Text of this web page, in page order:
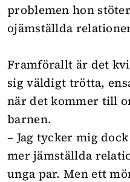
problemen hon
ojämställda
Framförallt är det
sig väldigt trötta,
när det kommer till
barnen.
– Jag tycker mig
mer jämställda
unga par. Men ett